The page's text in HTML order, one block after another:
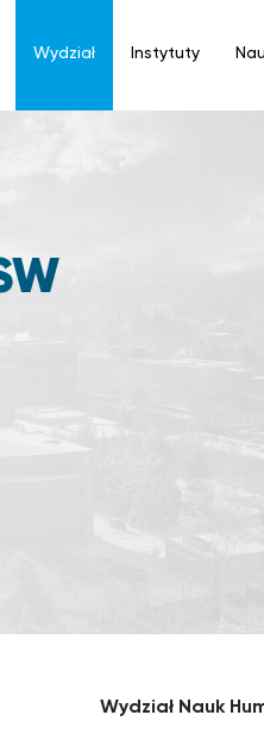
Wydział Instytuty
Wydział Nauk